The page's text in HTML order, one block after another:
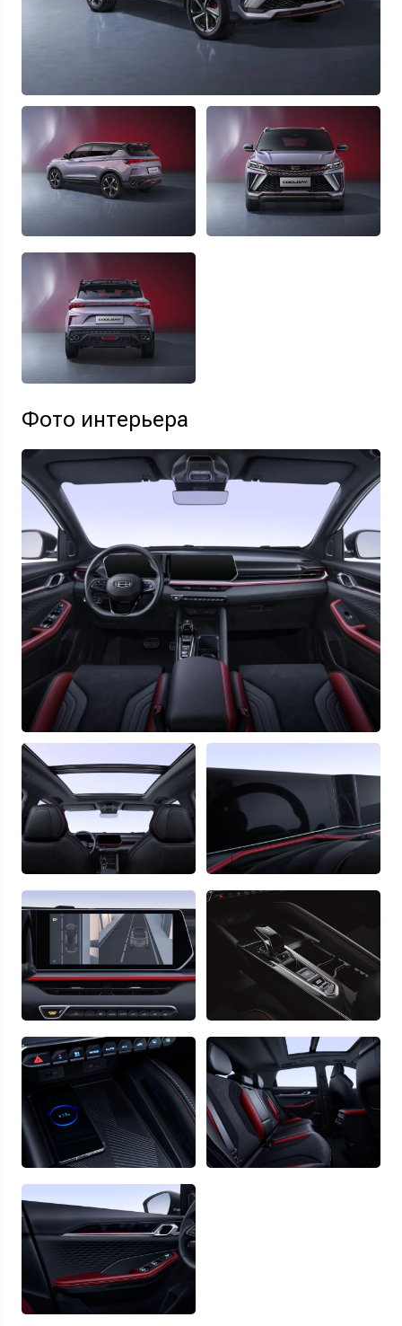
Отправляя данную форму Вы даетесогласие на обработку
Фото интерьера